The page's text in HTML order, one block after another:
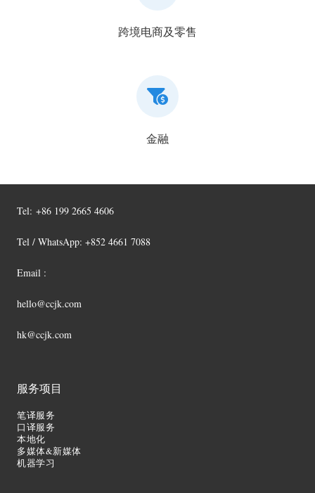
跨境电商及零售
金融
Tel: +86 199 2665 4606
Tel / WhatsApp: +852 4661 7088
Email :
hello@ccjk.com
hk@ccjk.com
服务项目
笔译服务
口译服务
本地化
多媒体&新媒体
机器学习